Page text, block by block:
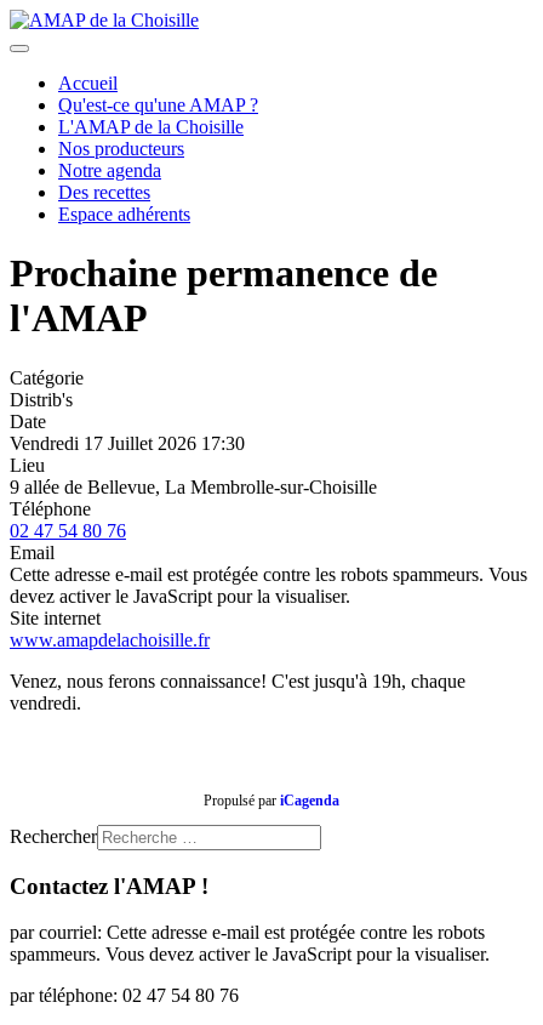
Accueil
Qu'est-ce qu'une AMAP ?
L'AMAP de la Choisille
Nos producteurs
Notre agenda
Des recettes
Espace adhérents
Prochaine permanence de
l'AMAP
Catégorie
Distrib's
Date
Vendredi 17 Juillet 2026 17:30
Lieu
9 allée de Bellevue, La Membrolle-sur-Choisille
Téléphone
02 47 54 80 76
Email
Cette adresse e-mail est protégée contre les robots spammeurs. Vous
devez activer le JavaScript pour la visualiser.
Site internet
www.amapdelachoisille.fr
Venez, nous ferons connaissance! C'est jusqu'à 19h, chaque
vendredi.
Propulsé par iCagenda
Rechercher
Contactez l'AMAP !
par courriel: Cette adresse e-mail est protégée contre les robots
spammeurs. Vous devez activer le JavaScript pour la visualiser.
par téléphone: 02 47 54 80 76
précédent
suivant